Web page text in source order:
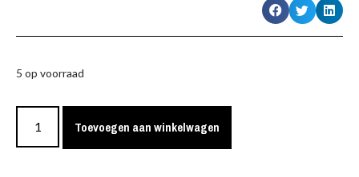
5 op voorraad
Toevoegen aan winkelwagen